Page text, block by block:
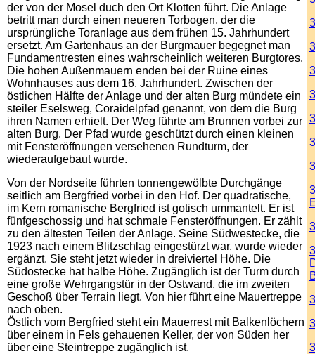
der von der Mosel duch den Ort Klotten führt. Die Anlage
betritt man durch einen neueren Torbogen, der die
ursprüngliche Toranlage aus dem frühen 15. Jahrhundert
ersetzt. Am Gartenhaus an der Burgmauer begegnet man
Fundamentresten eines wahrscheinlich weiteren Burgtores.
Die hohen Außenmauern enden bei der Ruine eines
Wohnhauses aus dem 16. Jahrhundert. Zwischen der
östlichen Hälfte der Anlage und der alten Burg mündete ein
steiler Eselsweg, Coraidelpfad genannt, von dem die Burg
ihren Namen erhielt. Der Weg führte am Brunnen vorbei zur
alten Burg. Der Pfad wurde geschützt durch einen kleinen
mit Fensteröffnungen versehenen Rundturm, der
wiederaufgebaut wurde.
Von der Nordseite führten tonnengewölbte Durchgänge
seitlich am Bergfried vorbei in den Hof. Der quadratische,
im Kern romanische Bergfried ist gotisch ummantelt. Er ist
fünfgeschossig und hat schmale Fensteröffnungen. Er zählt
zu den ältesten Teilen der Anlage. Seine Südwestecke, die
1923 nach einem Blitzschlag eingestürzt war, wurde wieder
ergänzt. Sie steht jetzt wieder in dreiviertel Höhe. Die
Südostecke hat halbe Höhe. Zugänglich ist der Turm durch
eine große Wehrgangstür in der Ostwand, die im zweiten
Geschoß über Terrain liegt. Von hier führt eine Mauertreppe
nach oben.
Östlich vom Bergfried steht ein Mauerrest mit Balkenlöchern
über einem in Fels gehauenen Keller, der von Süden her
über eine Steintreppe zugänglich ist.